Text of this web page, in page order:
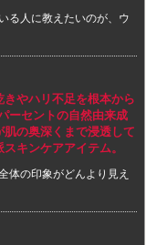
る人に教えたいのが、ウ
やハリ不足を根本から
ーセントの自然由来成
の奥深くまで浸透して
キンケアアイテム。
体の印象がどんより見え